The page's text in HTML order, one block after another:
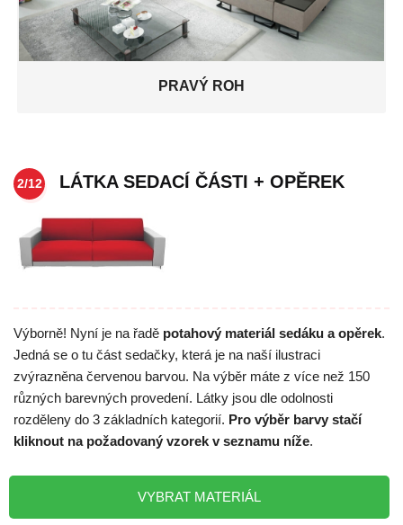
PRAVÝ ROH
2/12 LÁTKA SEDACÍ ČÁSTI + OPĚREK
Výborně! Nyní je na řadě potahový materiál sedáku a opěrek.
Jedná se o tu část sedačky, která je na naší ilustraci
zvýrazněna červenou barvou. Na výběr máte z více než 150
různých barevných provedení. Látky jsou dle odolnosti
rozděleny do 3 základních kategorií. Pro výběr barvy stačí
kliknout na požadovaný vzorek v seznamu níže.
VYBRAT MATERIÁL